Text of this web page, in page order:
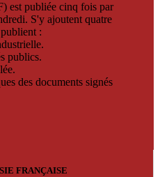
est publiée cinq fois par
S'y ajoutent quatre
:
publics.
des documents signés
FRANÇAISE